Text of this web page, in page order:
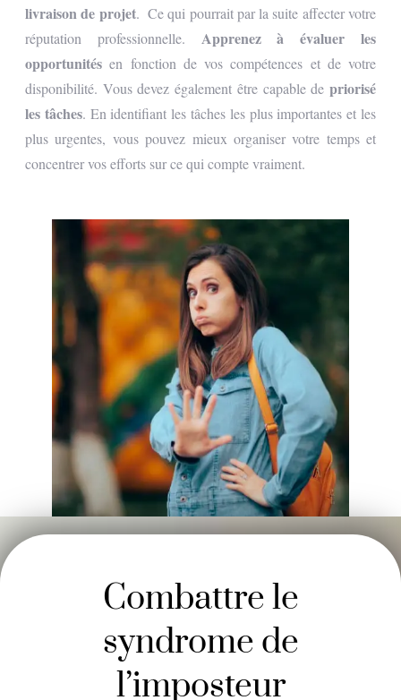
livraison de projet. Ce qui pourrait par la suite affecter votre
réputation professionnelle. Apprenez à évaluer les
opportunités en fonction de vos compétences et de votre
disponibilité. Vous devez également être capable de priorisé
les tâches. En identifiant les tâches les plus importantes et les
plus urgentes, vous pouvez mieux organiser votre temps et
concentrer vos efforts sur ce qui compte vraiment.
Combattre le
syndrome de
l’imposteur